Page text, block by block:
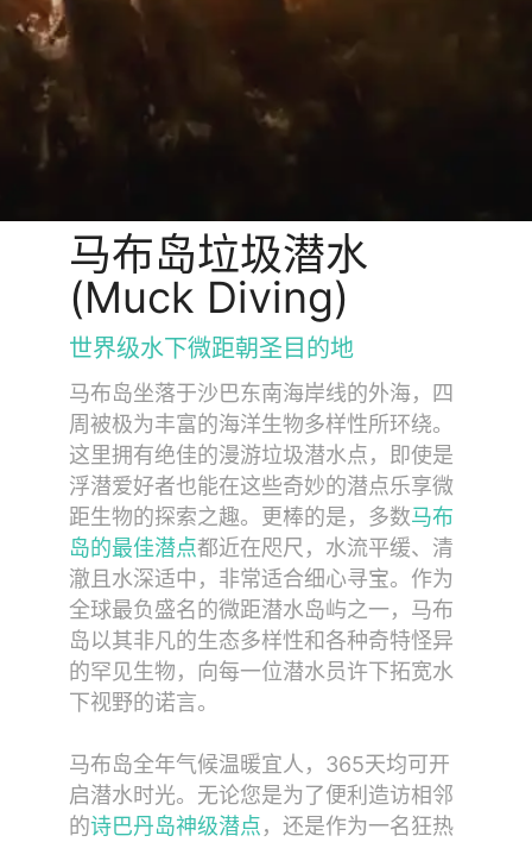
马布岛垃圾潜水
(Muck Diving)
世界级水下微距朝圣目的地
马布岛坐落于沙巴东南海岸线的外海，四
周被极为丰富的海洋生物多样性所环绕。
这里拥有绝佳的漫游垃圾潜水点，即使是
浮潜爱好者也能在这些奇妙的潜点乐享微
距生物的探索之趣。更棒的是，多数马布
岛的最佳潜点都近在咫尺，水流平缓、清
澈且水深适中，非常适合细心寻宝。作为
全球最负盛名的微距潜水岛屿之一，马布
岛以其非凡的生态多样性和各种奇特怪异
的罕见生物，向每一位潜水员许下拓宽水
下视野的诺言。
马布岛全年气候温暖宜人，365天均可开
启潜水时光。无论您是为了便利造访相邻
的诗巴丹岛神级潜点，还是作为一名狂热